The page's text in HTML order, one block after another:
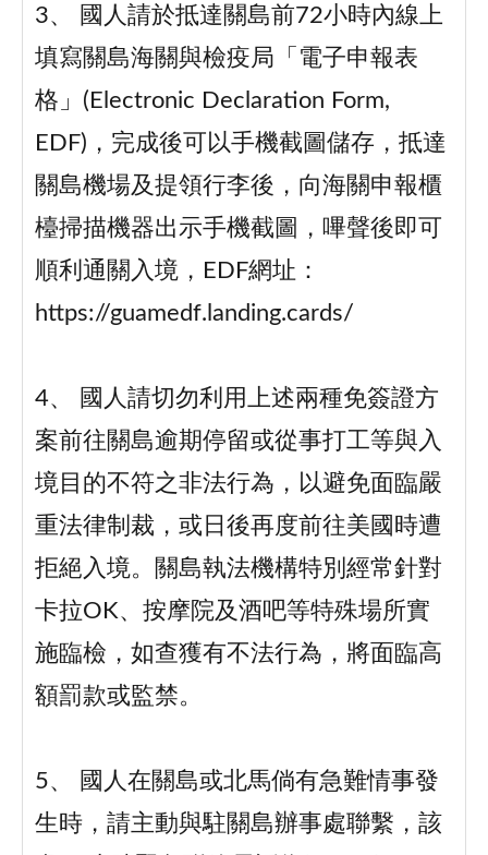
3、 國人請於抵達關島前72小時內線上
填寫關島海關與檢疫局「電子申報表
格」(Electronic Declaration Form,
EDF)，完成後可以手機截圖儲存，抵達
關島機場及提領行李後，向海關申報櫃
檯掃描機器出示手機截圖，嗶聲後即可
順利通關入境，EDF網址：
https://guamedf.landing.cards/
4、 國人請切勿利用上述兩種免簽證方
案前往關島逾期停留或從事打工等與入
境目的不符之非法行為，以避免面臨嚴
重法律制裁，或日後再度前往美國時遭
拒絕入境。關島執法機構特別經常針對
卡拉OK、按摩院及酒吧等特殊場所實
施臨檢，如查獲有不法行為，將面臨高
額罰款或監禁。
5、 國人在關島或北馬倘有急難情事發
生時，請主動與駐關島辦事處聯繫，該